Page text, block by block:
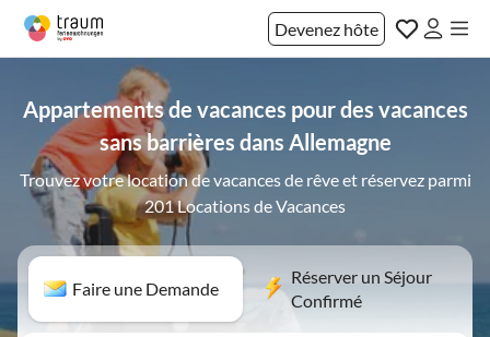
Devenez hôte
Appartements de vacances pour des vacances
sans barrières dans Allemagne
Trouvez votre location de vacances de rêve et réservez parmi
201 Locations de Vacances
Faire une Demande
Réserver un Séjour
Confirmé